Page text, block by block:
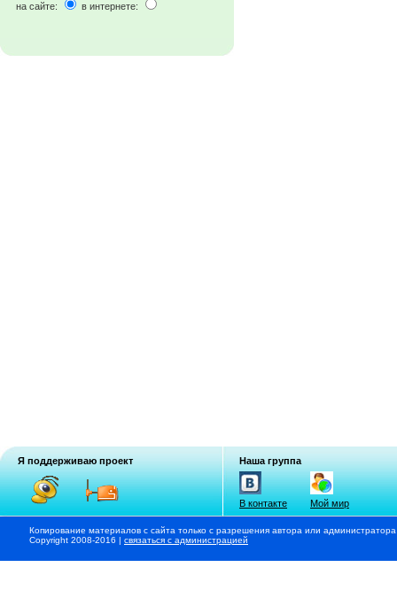
на сайте: в интернете:
Я поддерживаю проект Наша группа
В контакте Мой мир
Копирование материалов с сайта только с разрешения автора или
Copyright 2008-2016 | связаться с администрацией